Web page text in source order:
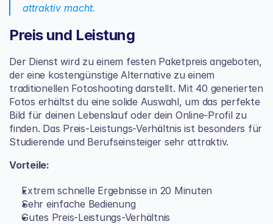
attraktiv macht.
Preis und Leistung
Der Dienst wird zu einem festen Paketpreis angeboten,
der eine kostengünstige Alternative zu einem
traditionellen Fotoshooting darstellt. Mit 40 generierten
Fotos erhältst du eine solide Auswahl, um das perfekte
Bild für deinen Lebenslauf oder dein Online-Profil zu
finden. Das Preis-Leistungs-Verhältnis ist besonders für
Studierende und Berufseinsteiger sehr attraktiv.
Vorteile:
Extrem schnelle Ergebnisse in 20 Minuten
Sehr einfache Bedienung
Gutes Preis-Leistungs-Verhältnis